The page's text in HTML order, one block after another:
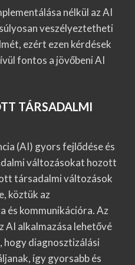
nélkül az AI
veszélyeztetheti
ezért ezen kérdések
fontos a jövőbeni AI
TÁRSADALMI
(AI) gyors fejlődése és
változásokat hozott
társadalmi változások
köztük az
és kommunikációra. Az
AI alkalmazása lehetővé
hogy diagnosztizálási
így gyorsabb és